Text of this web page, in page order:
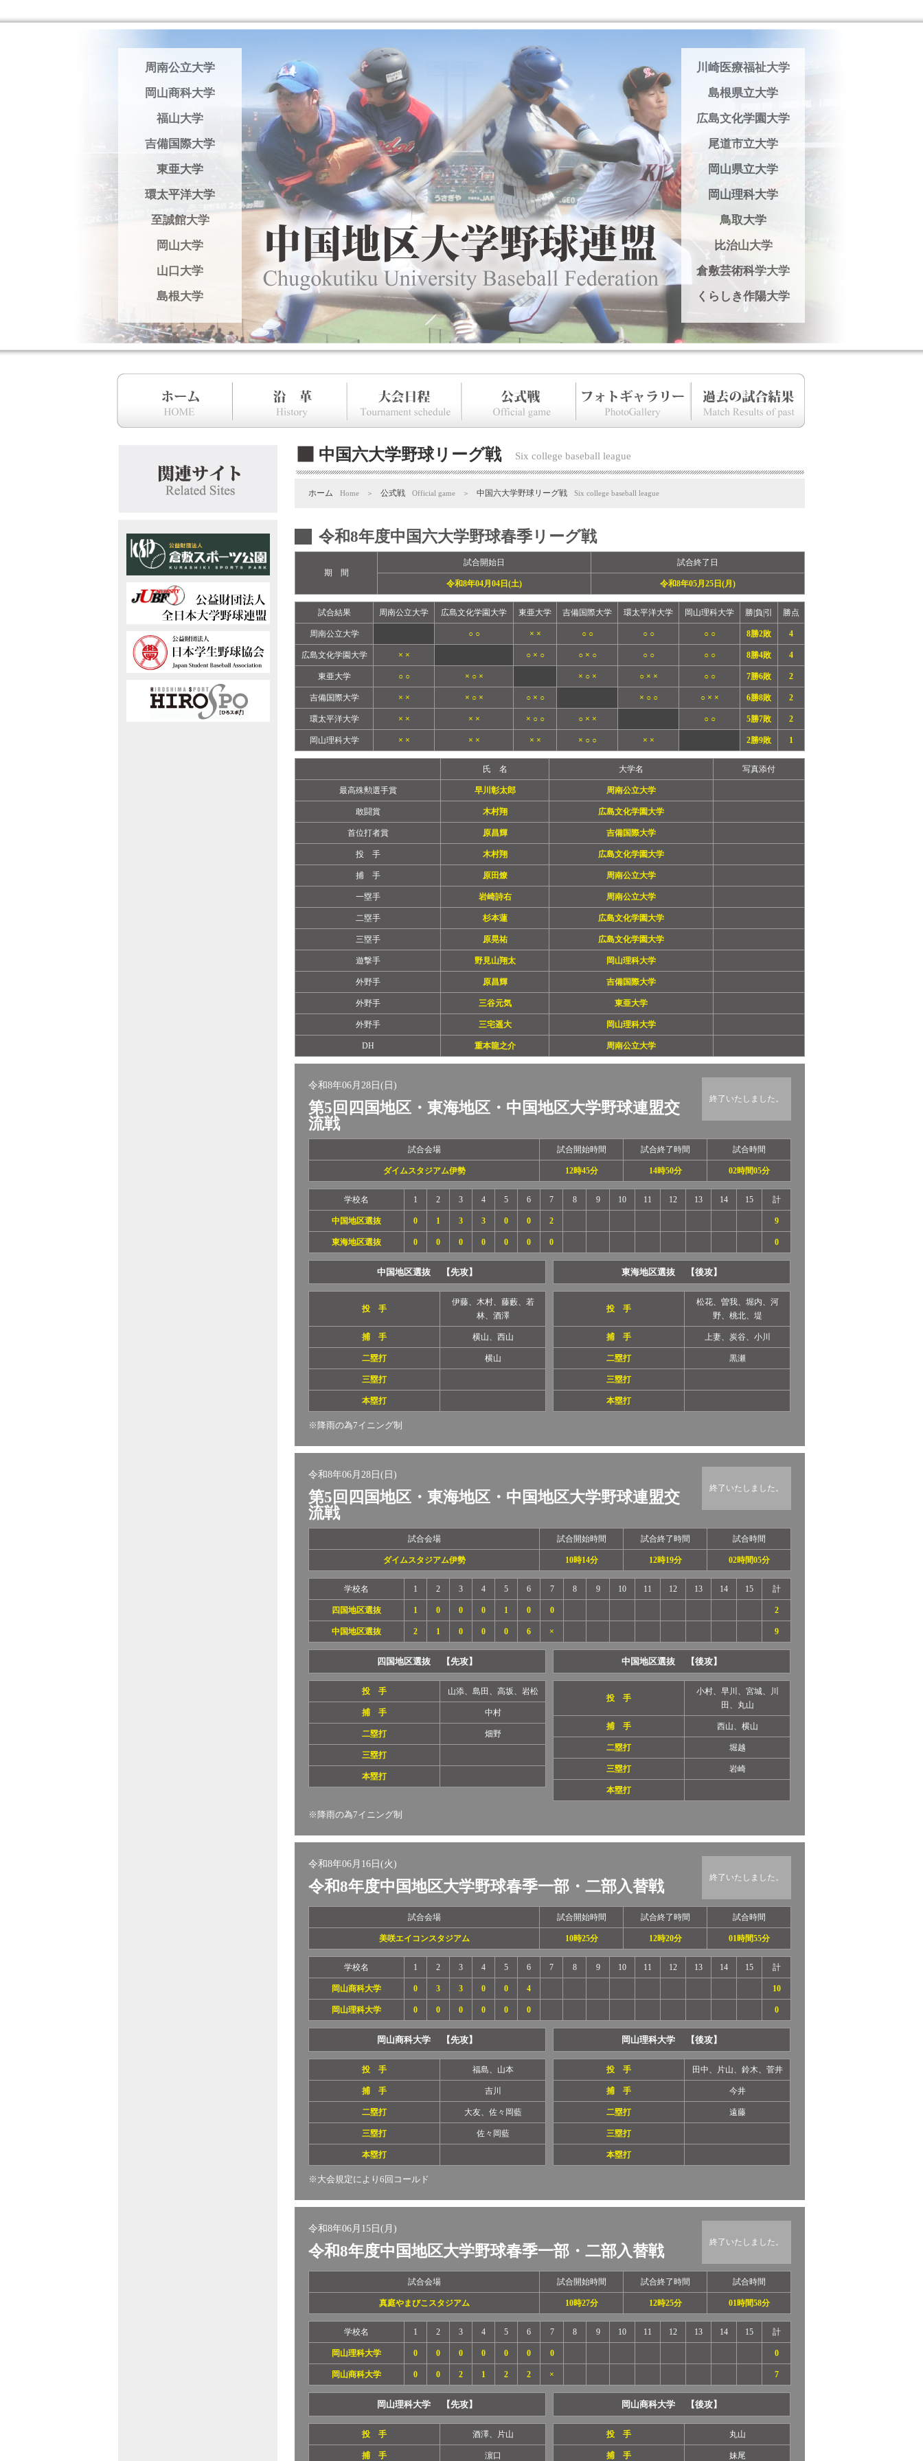
周南公立大学
岡山商科大学
福山大学
吉備国際大学
東亜大学
環太平洋大学
至誠館大学
岡山大学
山口大学
島根大学
川崎医療福祉大学
島根県立大学
広島文化学園大学
尾道市立大学
岡山県立大学
岡山理科大学
鳥取大学
比治山大学
倉敷芸術科学大学
くらしき作陽大学
中国六大学野球リーグ戦 Six college baseball league
ホーム Home ＞ 公式戦 Official game ＞ 中国六大学野球リーグ戦 Six college baseball league
令和8年度中国六大学野球春季リーグ戦
期 間
試合開始日 試合終了日
令和8年04月04日(土) 令和8年05月25日(月)
試合結果 周南公立大学 広島文化学園大学 東亜大学 吉備国際大学 環太平洋大学 岡山理科大学 勝|負|引 勝点
周南公立大学 ○ ○ × × ○ ○ ○ ○ ○ ○ 8勝2敗 4
広島文化学園大学 × × ○ × ○ ○ × ○ ○ ○ ○ ○ 8勝4敗 4
東亜大学 ○ ○ × ○ × × ○ × ○ × × ○ ○ 7勝6敗 2
吉備国際大学 × × × ○ × ○ × ○ × ○ ○ ○ × × 6勝8敗 2
環太平洋大学 × × × × × ○ ○ ○ × × ○ ○ 5勝7敗 2
岡山理科大学 × × × × × × × ○ ○ × × 2勝9敗 1
氏 名 大学名 写真添付
最高殊勲選手賞 早川彰太郎 周南公立大学
敢闘賞 木村翔 広島文化学園大学
首位打者賞 原昌輝 吉備国際大学
投 手 木村翔 広島文化学園大学
捕 手 原田燎 周南公立大学
一塁手 岩崎詩右 周南公立大学
二塁手 杉本蓮 広島文化学園大学
三塁手 原晃祐 広島文化学園大学
遊撃手 野見山翔太 岡山理科大学
外野手 原昌輝 吉備国際大学
外野手 三谷元気 東亜大学
外野手 三宅遥大 岡山理科大学
DH 重本龍之介 周南公立大学
令和8年06月28日(日)
第5回四国地区・東海地区・中国地区大学野球連盟交
流戦
終了いたしました。
試合会場 試合開始時間 試合終了時間 試合時間
ダイムスタジアム伊勢 12時45分 14時50分 02時間05分
学校名 1 2 3 4 5 6 7 8 9 10 11 12 13 14 15 計
中国地区選抜 0 1 3 3 0 0 2 9
東海地区選抜 0 0 0 0 0 0 0 0
中国地区選抜 【先攻】 東海地区選抜 【後攻】
投 手
伊藤、木村、藤藪、若
林、酒澤
捕 手 横山、西山
二塁打 横山
三塁打
本塁打
投 手
松花、曽我、堀内、河
野、桃北、堤
捕 手 上妻、炭谷、小川
二塁打 黒瀬
三塁打
本塁打
※降雨の為7イニング制
令和8年06月28日(日)
第5回四国地区・東海地区・中国地区大学野球連盟交
流戦
終了いたしました。
試合会場 試合開始時間 試合終了時間 試合時間
ダイムスタジアム伊勢 10時14分 12時19分 02時間05分
学校名 1 2 3 4 5 6 7 8 9 10 11 12 13 14 15 計
四国地区選抜 1 0 0 0 1 0 0 2
中国地区選抜 2 1 0 0 0 6 × 9
四国地区選抜 【先攻】 中国地区選抜 【後攻】
投 手 山添、島田、高坂、岩松
捕 手 中村
二塁打 畑野
三塁打
本塁打
投 手
小村、早川、宮城、川
田、丸山
捕 手 西山、横山
二塁打 堀越
三塁打 岩崎
本塁打
※降雨の為7イニング制
令和8年06月16日(火)
令和8年度中国地区大学野球春季一部・二部入替戦
終了いたしました。
試合会場 試合開始時間 試合終了時間 試合時間
美咲エイコンスタジアム 10時25分 12時20分 01時間55分
学校名 1 2 3 4 5 6 7 8 9 10 11 12 13 14 15 計
岡山商科大学 0 3 3 0 0 4 10
岡山理科大学 0 0 0 0 0 0 0
岡山商科大学 【先攻】 岡山理科大学 【後攻】
投 手 福島、山本
捕 手 吉川
二塁打 大友、佐々岡藍
三塁打 佐々岡藍
本塁打
投 手 田中、片山、鈴木、菅井
捕 手 今井
二塁打 遠藤
三塁打
本塁打
※大会規定により6回コールド
令和8年06月15日(月)
令和8年度中国地区大学野球春季一部・二部入替戦
終了いたしました。
試合会場 試合開始時間 試合終了時間 試合時間
真庭やまびこスタジアム 10時27分 12時25分 01時間58分
学校名 1 2 3 4 5 6 7 8 9 10 11 12 13 14 15 計
岡山理科大学 0 0 0 0 0 0 0 0
岡山商科大学 0 0 2 1 2 2 × 7
岡山理科大学 【先攻】 岡山商科大学 【後攻】
投 手 酒澤、片山
捕 手 濵口
投 手 丸山
捕 手 妹尾